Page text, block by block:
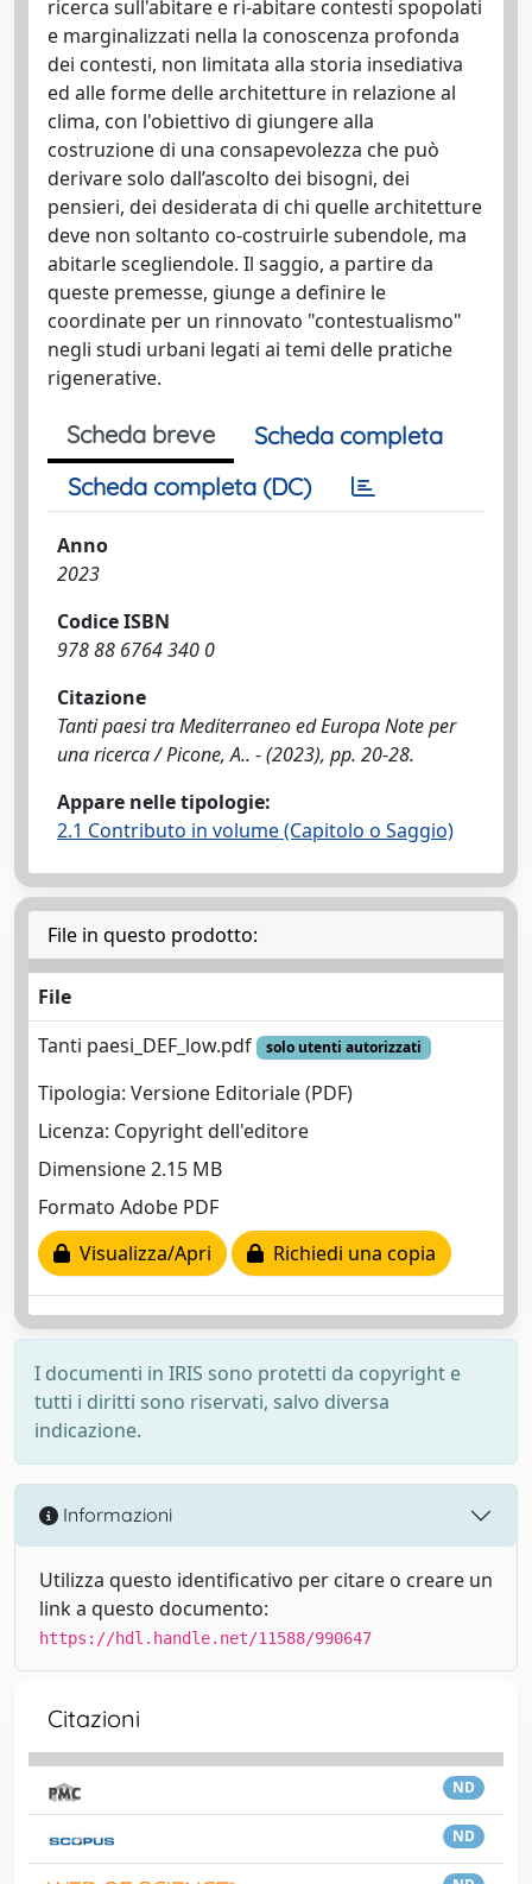
ricerca sull'abitare e ri-abitare contesti spopolati
e marginalizzati nella la conoscenza profonda
dei contesti, non limitata alla storia insediativa
ed alle forme delle architetture in relazione al
clima, con l'obiettivo di giungere alla
costruzione di una consapevolezza che può
derivare solo dall’ascolto dei bisogni, dei
pensieri, dei desiderata di chi quelle architetture
deve non soltanto co-costruirle subendole, ma
abitarle scegliendole. Il saggio, a partire da
queste premesse, giunge a definire le
coordinate per un rinnovato "contestualismo"
negli studi urbani legati ai temi delle pratiche
rigenerative.
Scheda breve
Scheda completa
Scheda completa (DC)
Anno
2023
Codice ISBN
978 88 6764 340 0
Citazione
Tanti paesi tra Mediterraneo ed Europa Note per
una ricerca / Picone, A.. - (2023), pp. 20-28.
Appare nelle tipologie:
2.1 Contributo in volume (Capitolo o Saggio)
File in questo prodotto:
File
Tanti paesi_DEF_low.pdf
solo utenti autorizzati
Tipologia: Versione Editoriale (PDF)
Licenza: Copyright dell'editore
Dimensione 2.15 MB
Formato Adobe PDF
Visualizza/Apri
Richiedi una copia
I documenti in IRIS sono protetti da copyright e
tutti i diritti sono riservati, salvo diversa
indicazione.
Informazioni
Utilizza questo identificativo per citare o creare un
link a questo documento:
https://hdl.handle.net/11588/990647
Citazioni
ND
ND